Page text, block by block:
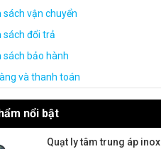
sách vận chuyển
sách đổi trả
sách bảo hành
và thanh toán
nổi bật
Quạt ly tâm trung áp inox